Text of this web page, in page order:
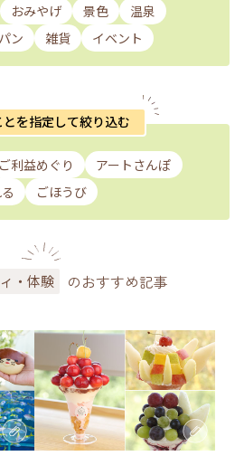
おみやげ 景色
温泉
パン 雑貨 イベント
とを指定して絞り込む
ご利益めぐり
アートさんぽ
ごほうび
・体験 のおすすめ記事